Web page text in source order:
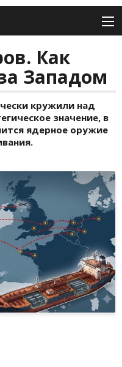
Как
Западом
кружили над
значение, в
ядерное оружие